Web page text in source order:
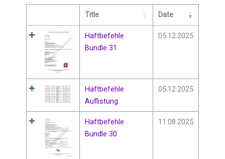
Title Date
Haftbefehle
Bundle 31
05.12.2025
Haftbefehle
Auflistung
05.12.2025
Haftbefehle
Bundle 30
11.08.2025